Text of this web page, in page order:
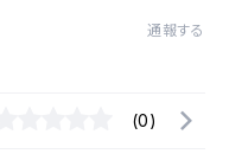
通報する
(0)